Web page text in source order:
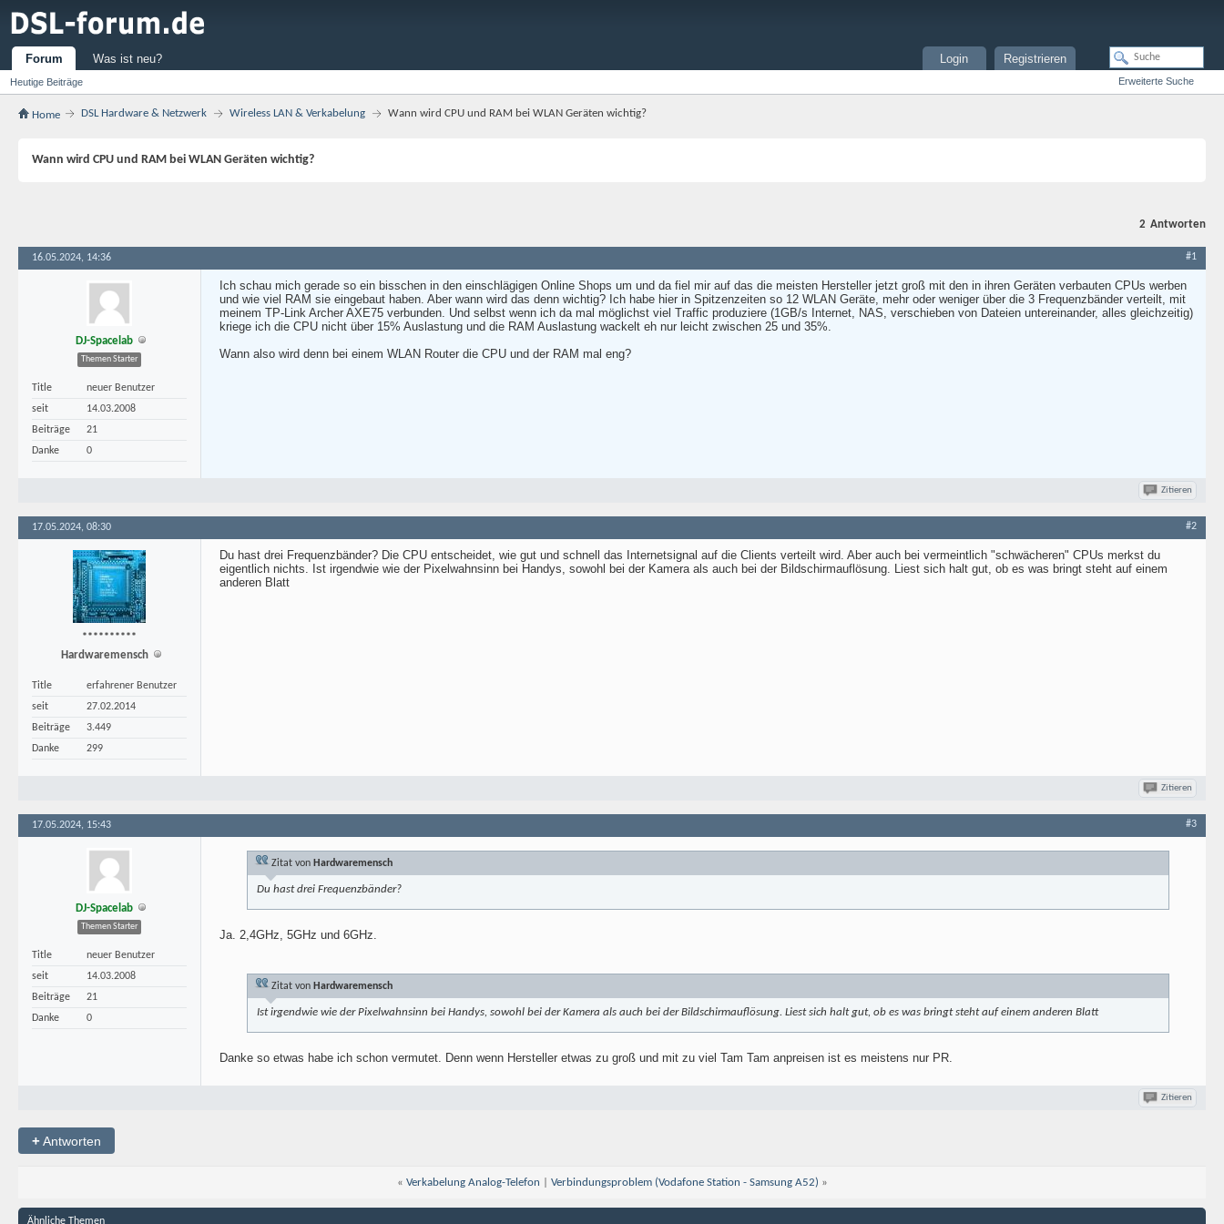
Forum
Heutige Beiträge
Was ist neu? Registrieren
Login
Erweiterte Suche
Home DSL Hardware & Netzwerk Wireless LAN & Verkabelung Wann wird CPU und RAM bei WLAN Geräten wichtig?
Wann wird CPU und RAM bei WLAN Geräten wichtig?
2 Antworten
16.05.2024, 14:36 #1
DJ-Spacelab
Themen Starter
Title
neuer Benutzer
seit
14.03.2008
Beiträge
21
Danke
0
Ich schau mich gerade so ein bisschen in den einschlägigen Online Shops um und da fiel mir auf das die meisten Hersteller jetzt groß mit den in ihren Geräten verbauten CPUs werben
und wie viel RAM sie eingebaut haben. Aber wann wird das denn wichtig? Ich habe hier in Spitzenzeiten so 12 WLAN Geräte, mehr oder weniger über die 3 Frequenzbänder verteilt, mit
meinem TP-Link Archer AXE75 verbunden. Und selbst wenn ich da mal möglichst viel Traffic produziere (1GB/s Internet, NAS, verschieben von Dateien untereinander, alles gleichzeitig)
kriege ich die CPU nicht über 15% Auslastung und die RAM Auslastung wackelt eh nur leicht zwischen 25 und 35%.
Wann also wird denn bei einem WLAN Router die CPU und der RAM mal eng?
Zitieren
17.05.2024, 08:30 #2
**********
Hardwaremensch
Title
erfahrener Benutzer
seit
27.02.2014
Beiträge
3.449
Danke
299
Du hast drei Frequenzbänder? Die CPU entscheidet, wie gut und schnell das Internetsignal auf die Clients verteilt wird. Aber auch bei vermeintlich "schwächeren" CPUs merkst du
eigentlich nichts. Ist irgendwie wie der Pixelwahnsinn bei Handys, sowohl bei der Kamera als auch bei der Bildschirmauflösung. Liest sich halt gut, ob es was bringt steht auf einem
anderen Blatt
Zitieren
17.05.2024, 15:43 #3
DJ-Spacelab
Themen Starter
Title
neuer Benutzer
seit
14.03.2008
Beiträge
21
Danke
0
Zitat von Hardwaremensch
Du hast drei Frequenzbänder?
Ja. 2,4GHz, 5GHz und 6GHz.
Zitat von Hardwaremensch
Ist irgendwie wie der Pixelwahnsinn bei Handys, sowohl bei der Kamera als auch bei der Bildschirmauflösung. Liest sich halt gut, ob es was bringt steht auf einem anderen Blatt
Danke so etwas habe ich schon vermutet. Denn wenn Hersteller etwas zu groß und mit zu viel Tam Tam anpreisen ist es meistens nur PR.
Zitieren
+Antworten
« Verkabelung Analog-Telefon Verbindungsproblem (Vodafone Station - Samsung A52) »
Ähnliche Themen